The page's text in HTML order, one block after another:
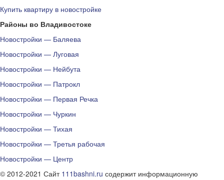
Купить квартиру в новостройке
Районы во Владивостоке
Новостройки — Баляева
Новостройки — Луговая
Новостройки — Нейбута
Новостройки — Патрокл
Новостройки — Первая Речка
Новостройки — Чуркин
Новостройки — Тихая
Новостройки — Третья рабочая
Новостройки — Центр
© 2012-2021 Сайт 111bashni.ru содержит информационную